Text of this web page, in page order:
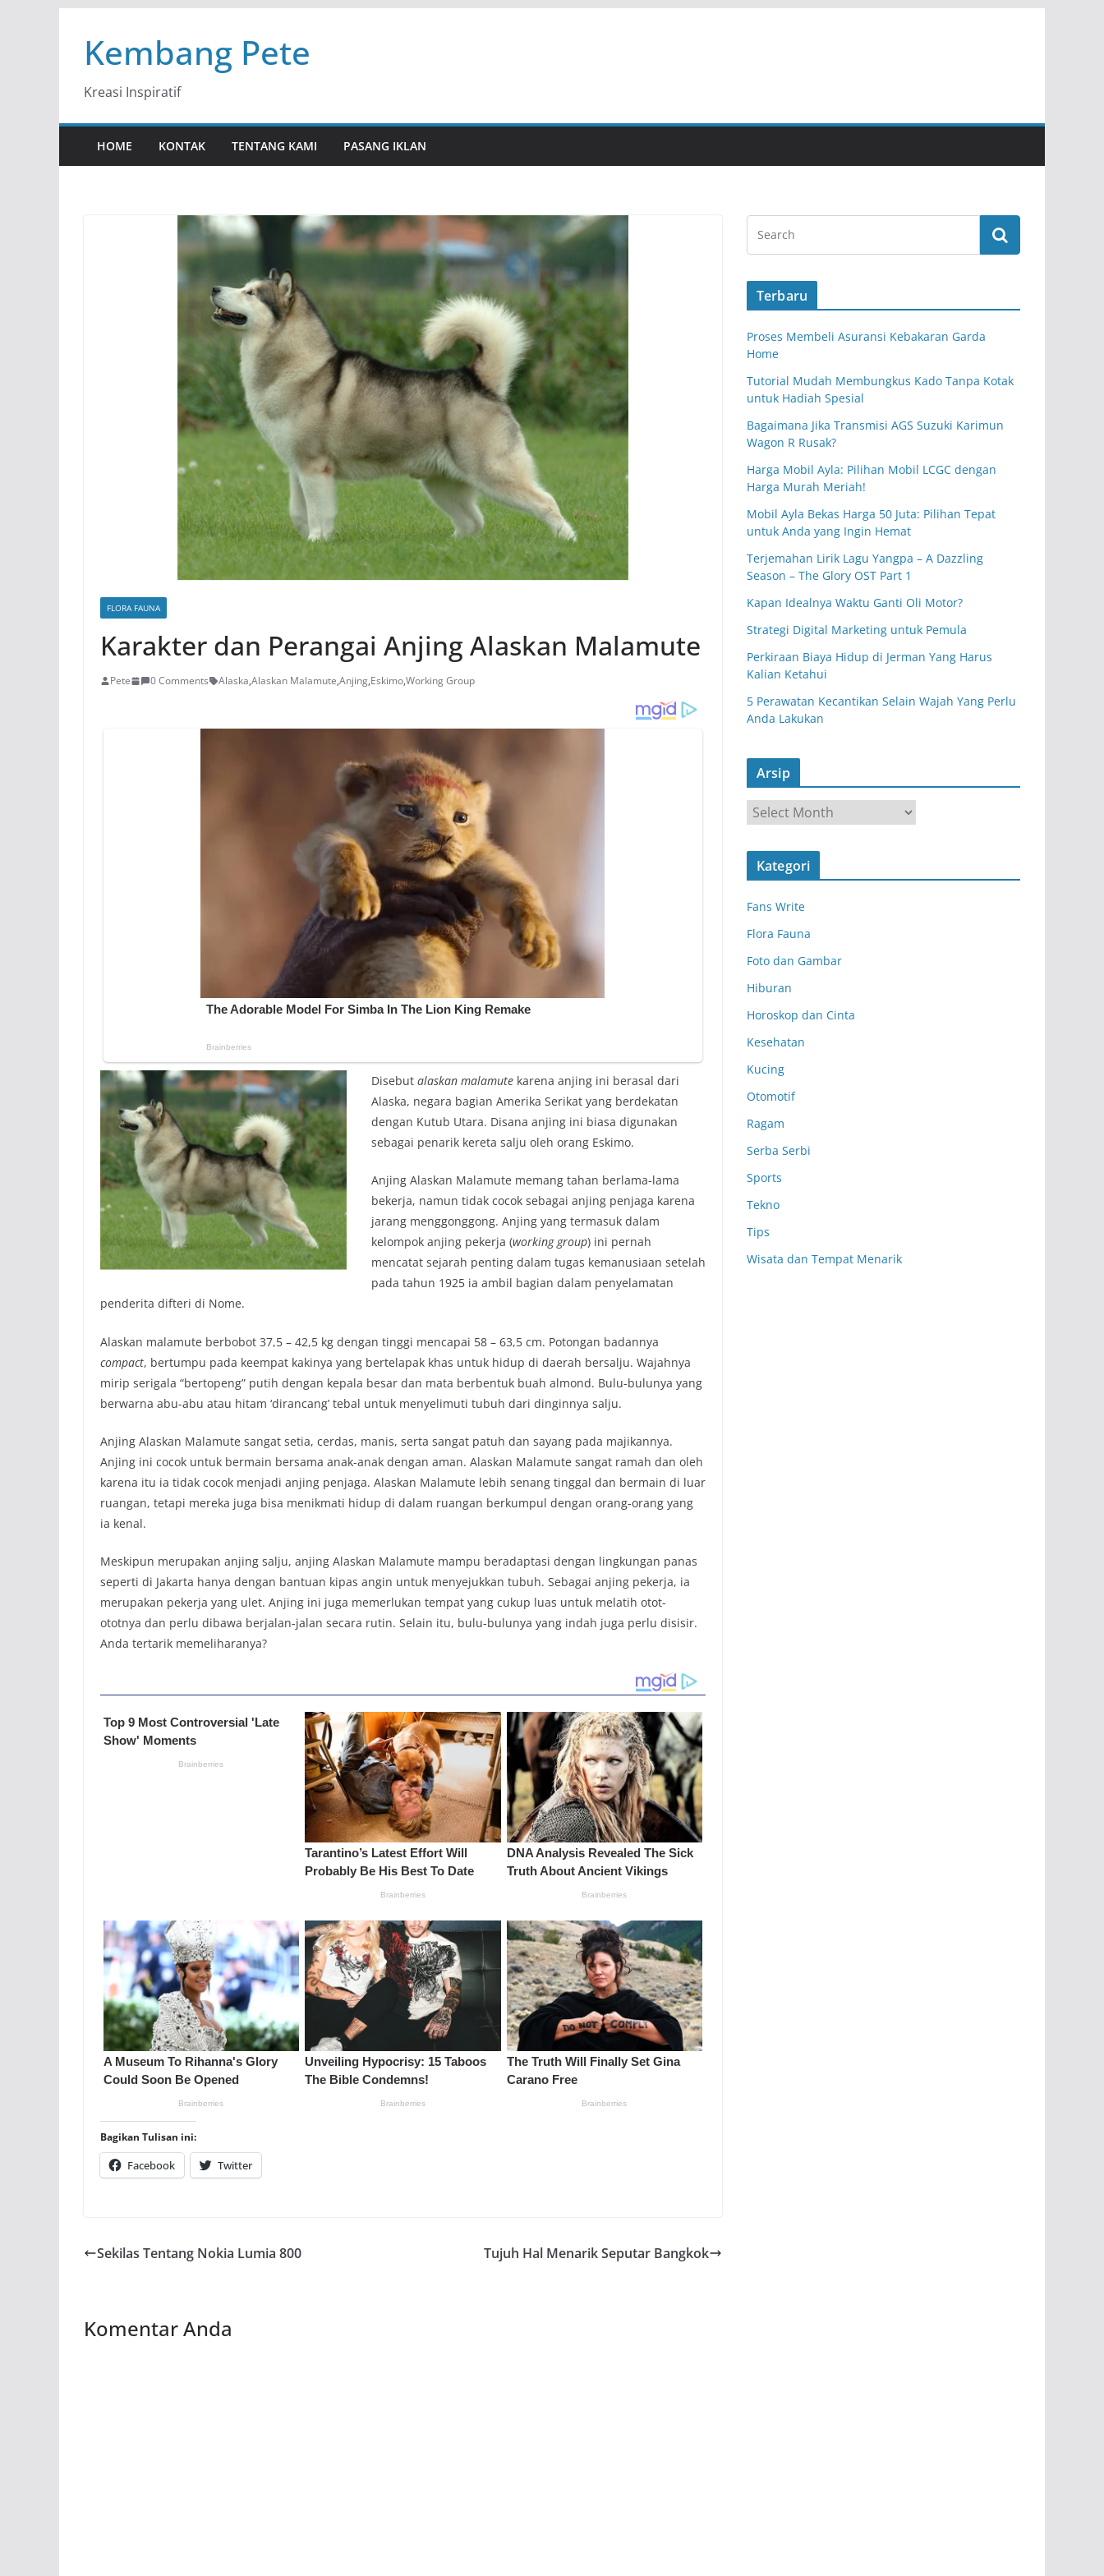
contentKembang Pete
Kreasi Inspiratif
HOME KONTAK TENTANG KAMI PASANG IKLAN
FLORA FAUNA
Karakter dan Perangai Anjing Alaskan Malamute
Pete 0 Comments Alaska,Alaskan Malamute,Anjing,Eskimo,Working Group
Disebut alaskan malamute karena anjing ini berasal dari
Alaska, negara bagian Amerika Serikat yang berdekatan
dengan Kutub Utara. Disana anjing ini biasa digunakan
sebagai penarik kereta salju oleh orang Eskimo.
Anjing Alaskan Malamute memang tahan berlama-lama
bekerja, namun tidak cocok sebagai anjing penjaga karena
jarang menggonggong. Anjing yang termasuk dalam
kelompok anjing pekerja (working group) ini pernah
mencatat sejarah penting dalam tugas kemanusiaan setelah
pada tahun 1925 ia ambil bagian dalam penyelamatan
penderita difteri di Nome.
Alaskan malamute berbobot 37,5 – 42,5 kg dengan tinggi mencapai 58 – 63,5 cm. Potongan badannya
compact, bertumpu pada keempat kakinya yang bertelapak khas untuk hidup di daerah bersalju. Wajahnya
mirip serigala “bertopeng” putih dengan kepala besar dan mata berbentuk buah almond. Bulu-bulunya yang
berwarna abu-abu atau hitam ‘dirancang’ tebal untuk menyelimuti tubuh dari dinginnya salju.
Anjing Alaskan Malamute sangat setia, cerdas, manis, serta sangat patuh dan sayang pada majikannya.
Anjing ini cocok untuk bermain bersama anak-anak dengan aman. Alaskan Malamute sangat ramah dan oleh
karena itu ia tidak cocok menjadi anjing penjaga. Alaskan Malamute lebih senang tinggal dan bermain di luar
ruangan, tetapi mereka juga bisa menikmati hidup di dalam ruangan berkumpul dengan orang-orang yang
ia kenal.
Meskipun merupakan anjing salju, anjing Alaskan Malamute mampu beradaptasi dengan lingkungan panas
seperti di Jakarta hanya dengan bantuan kipas angin untuk menyejukkan tubuh. Sebagai anjing pekerja, ia
merupakan pekerja yang ulet. Anjing ini juga memerlukan tempat yang cukup luas untuk melatih otot-
ototnya dan perlu dibawa berjalan-jalan secara rutin. Selain itu, bulu-bulunya yang indah juga perlu disisir.
Anda tertarik memeliharanya?
Bagikan Tulisan ini:
Facebook Twitter
Sekilas Tentang Nokia Lumia 800 Tujuh Hal Menarik Seputar Bangkok
Komentar Anda
Terbaru
Proses Membeli Asuransi Kebakaran Garda
Home
Tutorial Mudah Membungkus Kado Tanpa Kotak
untuk Hadiah Spesial
Bagaimana Jika Transmisi AGS Suzuki Karimun
Wagon R Rusak?
Harga Mobil Ayla: Pilihan Mobil LCGC dengan
Harga Murah Meriah!
Mobil Ayla Bekas Harga 50 Juta: Pilihan Tepat
untuk Anda yang Ingin Hemat
Terjemahan Lirik Lagu Yangpa – A Dazzling
Season – The Glory OST Part 1
Kapan Idealnya Waktu Ganti Oli Motor?
Strategi Digital Marketing untuk Pemula
Perkiraan Biaya Hidup di Jerman Yang Harus
Kalian Ketahui
5 Perawatan Kecantikan Selain Wajah Yang Perlu
Anda Lakukan
Arsip
r
s
Kategori
Fans Write
Flora Fauna
Foto dan Gambar
Hiburan
Horoskop dan Cinta
Kesehatan
Kucing
Otomotif
Ragam
Serba Serbi
Sports
Tekno
Tips
Wisata dan Tempat Menarik